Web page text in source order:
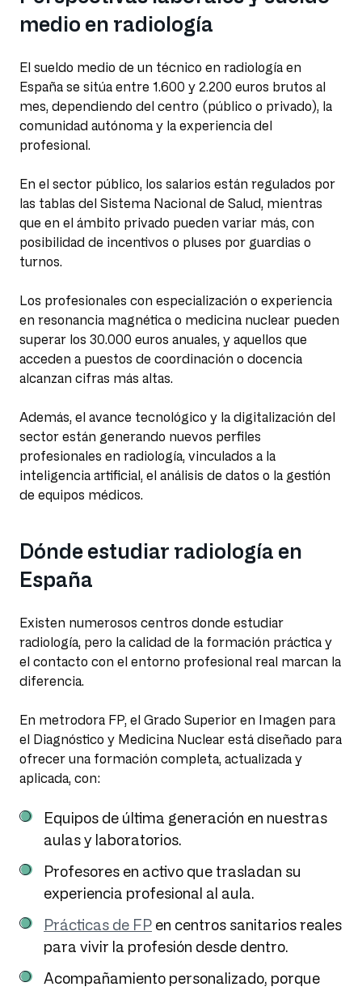
medio en radiología
El sueldo medio de un técnico en radiología en
España se sitúa entre 1.600 y 2.200 euros brutos al
mes, dependiendo del centro (público o privado), la
comunidad autónoma y la experiencia del
profesional.
En el sector público, los salarios están regulados por
las tablas del Sistema Nacional de Salud, mientras
que en el ámbito privado pueden variar más, con
posibilidad de incentivos o pluses por guardias o
turnos.
Los profesionales con especialización o experiencia
en resonancia magnética o medicina nuclear pueden
superar los 30.000 euros anuales, y aquellos que
acceden a puestos de coordinación o docencia
alcanzan cifras más altas.
Además, el avance tecnológico y la digitalización del
sector están generando nuevos perfiles
profesionales en radiología, vinculados a la
inteligencia artificial, el análisis de datos o la gestión
de equipos médicos.
Dónde estudiar radiología en
España
Existen numerosos centros donde estudiar
radiología, pero la calidad de la formación práctica y
el contacto con el entorno profesional real marcan la
diferencia.
En metrodora FP, el Grado Superior en Imagen para
el Diagnóstico y Medicina Nuclear está diseñado para
ofrecer una formación completa, actualizada y
aplicada, con:
Equipos de última generación en nuestras
aulas y laboratorios.
Profesores en activo que trasladan su
experiencia profesional al aula.
Prácticas de FP en centros sanitarios reales
para vivir la profesión desde dentro.
Acompañamiento personalizado, porque